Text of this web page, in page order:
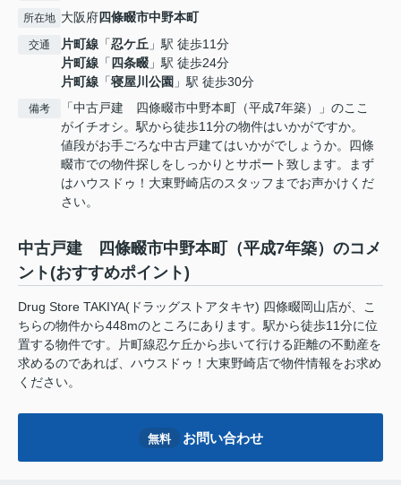
所在地 大阪府四條畷市中野本町
交通 片町線 「忍ケ丘 」駅 徒歩11分
片町線 「 四条畷 」駅 徒歩24分
片町線 「寝屋川公園 」駅 徒歩30分
備考
「中古戸建 四條畷市中野本町（平成7年築）」のここ
がイチオシ。駅から徒歩11分の物件はいかがですか。
値段がお手ごろな中古戸建てはいかがでしょうか。四條
畷市での物件探しをしっかりとサポート致します。まず
はハウスドゥ！大東野崎店のスタッフまでお声かけくだ
さい。
中古戸建 四條畷市中野本町（平成7年築）のコメ
ント(おすすめポイント)
Drug Store TAKIYA(ドラッグストアタキヤ) 四條畷岡山店が、こ
ちらの物件から448mのところにあります。駅から徒歩11分に位
置する物件です。片町線忍ケ丘から歩いて行ける距離の不動産を
求めるのであれば、ハウスドゥ！大東野崎店で物件情報をお求め
ください。
無料 お問い合わせ